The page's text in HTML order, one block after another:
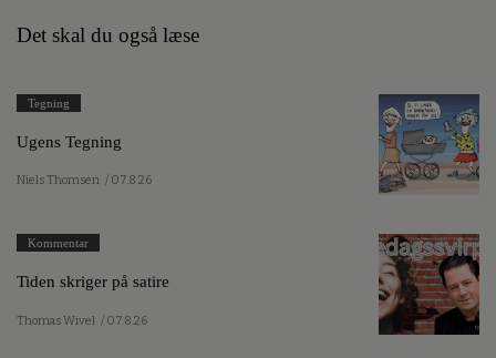
Det skal du også læse
Tegning
Ugens Tegning
Niels Thomsen / 07.8.26
Kommentar
Tiden skriger på satire
Thomas Wivel / 07.8.26